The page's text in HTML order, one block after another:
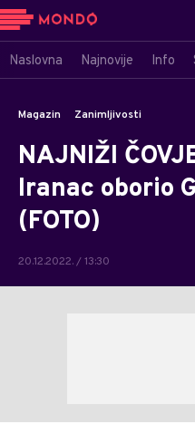
Naslovna Najnovije Info
Magazin Zanimljivosti
NAJNIŽI
Iranac oborio
(FOTO)
20.12.2022. / 13:30